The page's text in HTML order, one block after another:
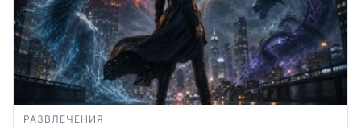
РАЗВЛЕЧЕНИЯ